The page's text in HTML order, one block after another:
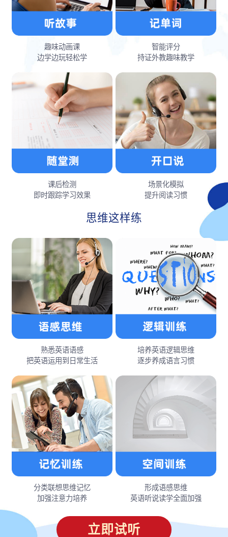
趣味动画课
边学边玩轻松学
智能评分
持证外教趣味教学
课后检测
即时跟踪学习效果
场景化模拟
提升阅读习惯
思维这样练
熟悉英语语感
把英语运用到日常生活
培养英语逻辑思维
逐步养成语言习惯
分类联想思维记忆
加强注意力培养
形成语感思维
英语听说读学全面加强
立即试听